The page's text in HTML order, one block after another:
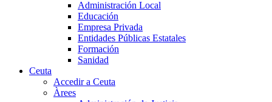
Administración Local
Educación
Empresa Privada
Entidades Públicas Estatales
Formación
Sanidad
Ceuta
Accedir a Ceuta
Àrees